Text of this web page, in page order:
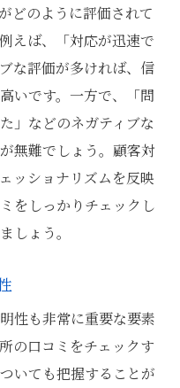
どのように評価されて
えば、「対応が迅速で
な評価が多ければ、信
いです。一方で、「問
」などのネガティブな
無難でしょう。顧客対
ッショナリズムを反映
をしっかりチェックし
しょう。
性も非常に重要な要素
の口コミをチェックす
いても把握することが